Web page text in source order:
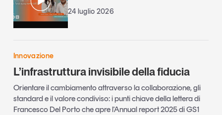
24 luglio 2026
Innovazione
L’infrastruttura invisibile della fiducia
Orientare il cambiamento attraverso la collaborazione, gli
standard e il valore condiviso: i punti chiave della lettera di
Francesco Del Porto che apre l'Annual report 2025 di GS1